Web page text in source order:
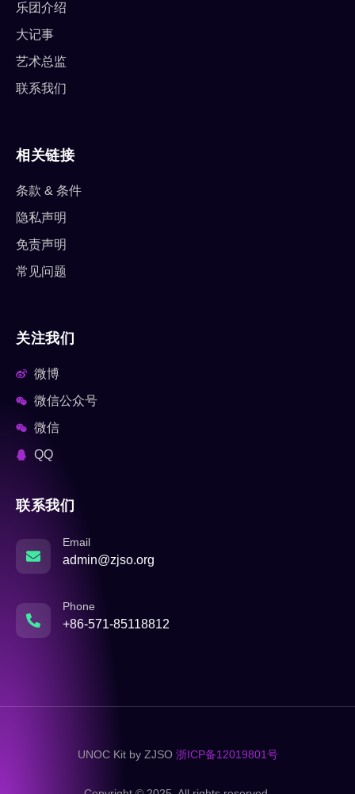
乐团介绍
大记事
艺术总监
联系我们
相关链接
条款 & 条件
隐私声明
免责声明
常见问题
关注我们
微博
微信公众号
微信
QQ
联系我们
Email
admin@zjso.org
Phone
+86-571-85118812
UNOC Kit by ZJSO 浙ICP备12019801号